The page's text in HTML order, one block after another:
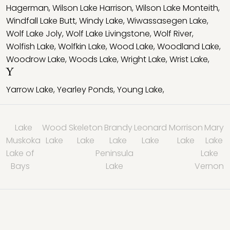
Hagerman,Wilson Lake Harrison,Wilson Lake Monteith,
Windfall Lake Butt,Windy Lake,Wiwassasegen Lake,
Wolf Lake Joly,Wolf Lake Livingstone,Wolf River,
Wolfish Lake,Wolfkin Lake,Wood Lake,Woodland Lake,
Woodrow Lake,Woods Lake,Wright Lake,Wrist Lake,
Y
Yarrow Lake,Yearley Ponds,Young Lake,
Lake
Muskoka
Wood
Lake
Skeleton
Lake
Brandy
Lake
Leonard
Lake
Morrison
Lake
Mary
Lake
Lake of
Bays
Peninsula
Lake
Lake
Vernon